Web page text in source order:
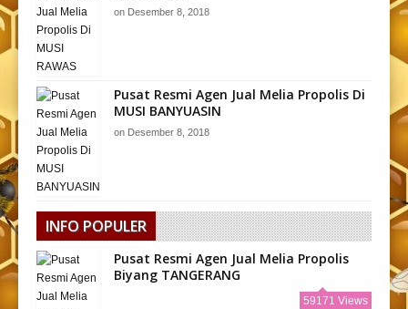
on Desember 8, 2018
Pusat Resmi Agen Jual Melia Propolis Di
MUSI BANYUASIN
on Desember 8, 2018
INFO POPULER
Pusat Resmi Agen Jual Melia Propolis
Biyang TANGERANG
59171 Views